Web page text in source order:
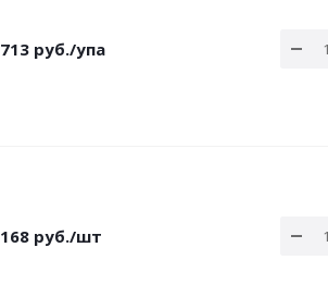
713 руб./упа
168 руб./шт